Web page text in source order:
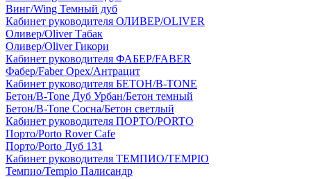
Винг/Wing Темный дуб
Кабинет руководителя ОЛИВЕР/OLIVER
Оливер/Oliver Табак
Оливер/Oliver Гикори
Кабинет руководителя ФАБЕР/FABER
Фабер/Faber Орех/Антрацит
Кабинет руководителя БЕТОН/B-TONE
Бетон/B-Tone Дуб Урбан/Бетон темный
Бетон/B-Tone Сосна/Бетон светлый
Кабинет руководителя ПОРТО/PORTO
Порто/Porto Rover Cafe
Порто/Porto Дуб 131
Кабинет руководителя ТЕМПИО/TEMPIO
Темпио/Tempio Палисандр